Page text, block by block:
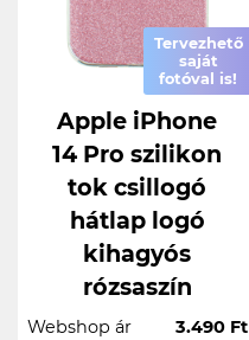
Tervezhető
saját
fotóval is!
Apple iPhone
14 Pro szilikon
tok csillogó
hátlap logó
kihagyós
rózsaszín
Webshop ár
3.490 Ft